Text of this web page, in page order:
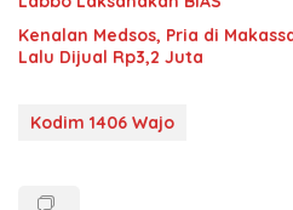
Kenalan Medsos, Pria di
Lalu Dijual Rp3,2 Juta
Kodim 1406 Wajo